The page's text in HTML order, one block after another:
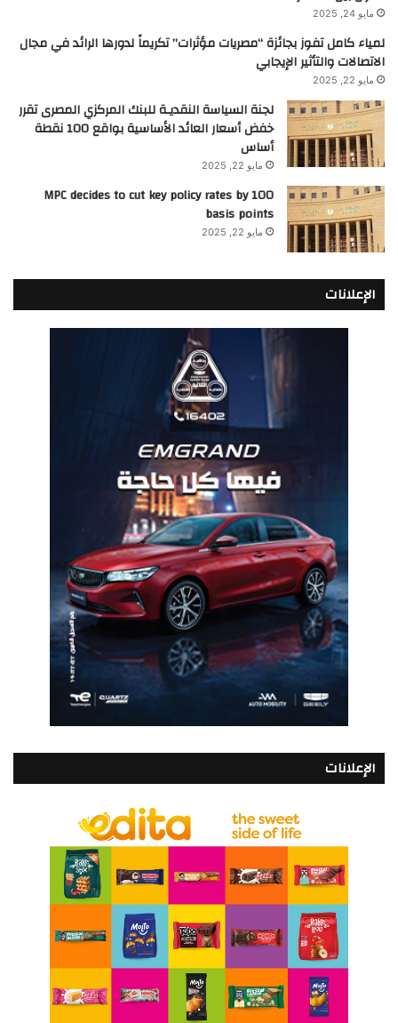
مايو 24, 2025
لمياء كامل تفوز بجائزة “مصريات مؤثرات” تكريماً لدورها الرائد في مجال
الاتصالات والتأثير الإيجابي
مايو 22, 2025
لجنة السياسة النقديـة للبنك المركزي المصرى تقرر
خفض أسعار العائد الأساسية بواقع 100 نقطة
أساس
مايو 22, 2025
MPC decides to cut key policy rates by 100
basis points
مايو 22, 2025
الإعلانات
الإعلانات